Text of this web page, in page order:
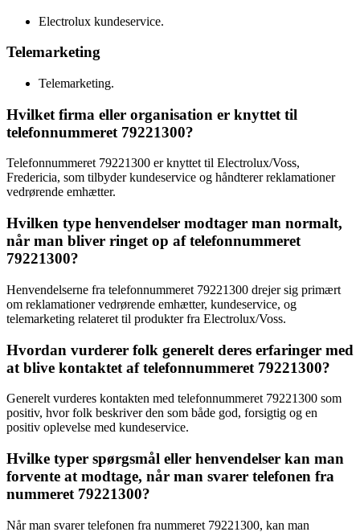
Electrolux kundeservice.
Telemarketing
Telemarketing.
Hvilket firma eller organisation er knyttet til
telefonnummeret 79221300?
Telefonnummeret 79221300 er knyttet til Electrolux/Voss,
Fredericia, som tilbyder kundeservice og håndterer reklamationer
vedrørende emhætter.
Hvilken type henvendelser modtager man normalt,
når man bliver ringet op af telefonnummeret
79221300?
Henvendelserne fra telefonnummeret 79221300 drejer sig primært
om reklamationer vedrørende emhætter, kundeservice, og
telemarketing relateret til produkter fra Electrolux/Voss.
Hvordan vurderer folk generelt deres erfaringer med
at blive kontaktet af telefonnummeret 79221300?
Generelt vurderes kontakten med telefonnummeret 79221300 som
positiv, hvor folk beskriver den som både god, forsigtig og en
positiv oplevelse med kundeservice.
Hvilke typer spørgsmål eller henvendelser kan man
forvente at modtage, når man svarer telefonen fra
nummeret 79221300?
Når man svarer telefonen fra nummeret 79221300, kan man